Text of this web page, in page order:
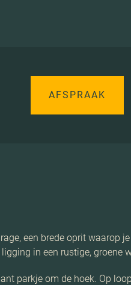
AFSPRAAK
een brede oprit waarop
in een rustige, groene
parkje om de hoek. Op